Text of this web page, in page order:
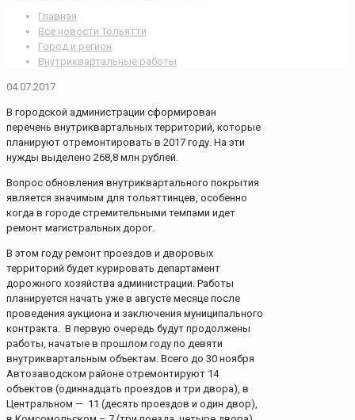
Главная
Все новости Тольятти
Город и регион
Внутриквартальные работы
04.07.2017
В городской администрации сформирован
перечень внутриквартальных территорий, которые
планируют отремонтировать в 2017 году. На эти
нужды выделено 268,8 млн рублей.
Вопрос обновления внутриквартального покрытия
является значимым для тольяттинцев, особенно
когда в городе стремительными темпами идет
ремонт магистральных дорог.
В этом году ремонт проездов и дворовых
территорий будет курировать департамент
дорожного хозяйства администрации. Работы
планируется начать уже в августе месяце после
проведения аукциона и заключения муниципального
контракта. В первую очередь будут продолжены
работы, начатые в прошлом году по девяти
внутриквартальным объектам. Всего до 30 ноября
Автозаводском районе отремонтируют 14
объектов (одиннадцать проездов и три двора), в
Центральном — 11 (десять проездов и один двор),